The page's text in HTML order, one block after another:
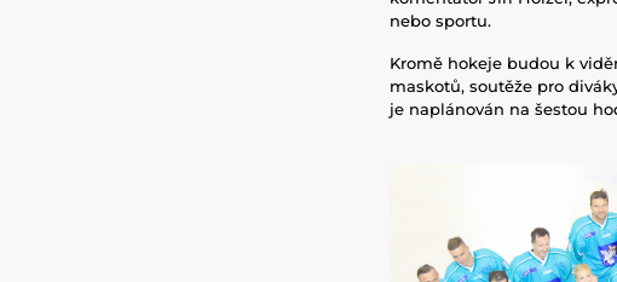
nebo sportu.
Kromě hokeje budou k
maskotů, soutěže pro
je naplánován na šestou